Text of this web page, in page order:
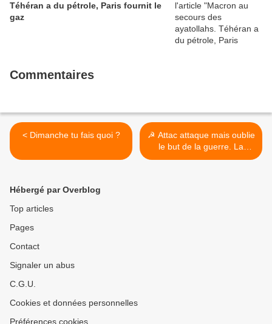
Téhéran a du pétrole, Paris fournit le
gaz
Commentaires
< Dimanche tu fais quoi ?
☭ Attac attaque mais oublie
le but de la guerre. La
question du communisme
Hébergé par Overblog
Top articles
Pages
Contact
Signaler un abus
C.G.U.
Cookies et données personnelles
Préférences cookies